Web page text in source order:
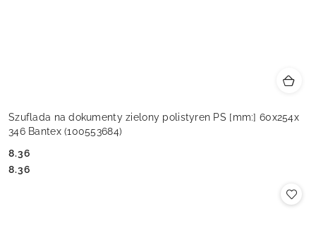
Szuflada na dokumenty zielony polistyren PS [mm:] 60x254x
346 Bantex (100553684)
Cena:
8.36
Cena:
8.36